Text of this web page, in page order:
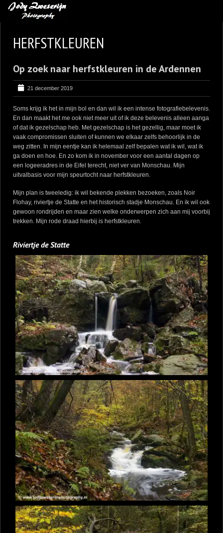
BLOG
LEREN VAN KUNST
BENCE MATE FOTOHUTTEN
OVER MIJ
CONTACT
HERFSTKLEUREN
Op zoek naar herfstkleuren in de Ardennen
21 december 2019
Soms krijg ik het in mijn bol en dan wil ik een intense fotografiebelevenis.
En dan maakt het me ook niet meer uit of ik deze belevenis alleen aanga
of dat ik gezelschap heb. Met gezelschap is het gezellig, maar moet ik
vaak compromissen sluiten of kunnen we elkaar zelfs behoorlijk in de
weg zitten. In mijn eentje kan ik helemaal zelf bepalen wat ik wil, wat ik
ga doen en hoe. En zo kom ik in november voor een aantal dagen op
een logeeradres in de Eifel terecht, niet ver van Monschau. Mijn
uitvalbasis voor mijn speurtocht naar herfstkleuren.
Mijn plan is tweeledig: ik wil bekende plekken bezoeken, zoals Noir
Flohay, riviertje de Statte en het historisch stadje Monschau. En ik wil ook
gewoon rondrijden en maar zien welke onderwerpen zich aan mij voorbij
trekken. Mijn rode draad hierbij is herfstkleuren.
Riviertje de Statte